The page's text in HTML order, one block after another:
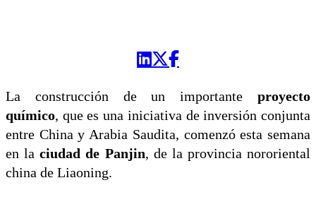
La construcción de un importante proyecto
químico, que es una iniciativa de inversión conjunta
entre China y Arabia Saudita, comenzó esta semana
en la ciudad de Panjin, de la provincia nororiental
china de Liaoning.